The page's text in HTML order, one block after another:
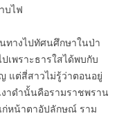
บไฟ
ทางไปทัศนศึกษาในป่า
เพราะธารใสได้พบกับ
แต่สี่สาวไม่รู้ว่าตอนอยู่
งาดำนั้นคือรามราชพราน
หน้าตาอัปลักษณ์ ราม